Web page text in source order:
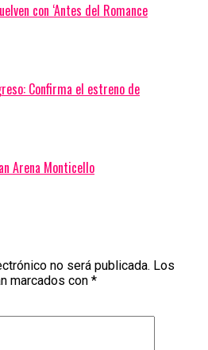
con ‘Antes del Romance
Confirma el estreno de
Arena Monticello
no será publicada. Los
marcados con *